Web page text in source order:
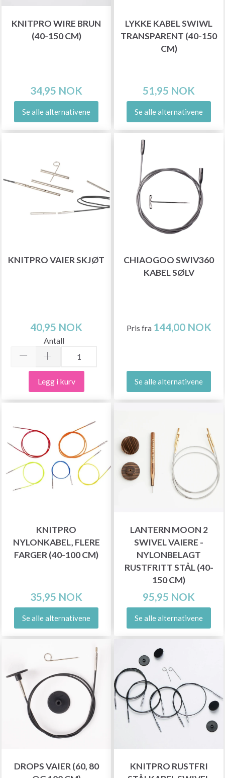
KNITPRO WIRE BRUN
(40-150 CM)
34,95 NOK
Se alle alternativene
LYKKE KABEL SWIWL
TRANSPARENT (40-150
CM)
51,95 NOK
Se alle alternativene
KNITPRO VAIER SKJØT
40,95 NOK
Antall
Legg i kurv
CHIAOGOO SWIV360
KABEL SØLV
Pris fra 144,00 NOK
Se alle alternativene
KNITPRO
NYLONKABEL, FLERE
FARGER (40-100 CM)
35,95 NOK
Se alle alternativene
LANTERN MOON 2
SWIVEL VAIERE -
NYLONBELAGT
RUSTFRITT STÅL (40-
150 CM)
95,95 NOK
Se alle alternativene
DROPS VAIER (60, 80
KNITPRO RUSTFRI